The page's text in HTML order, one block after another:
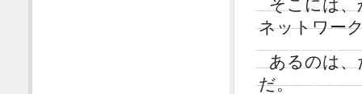
そこには、
ネットワー
あるのは、
だ。